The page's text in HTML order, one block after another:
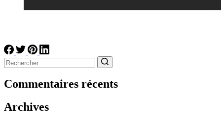
résultat
Commentaires récents
Archives